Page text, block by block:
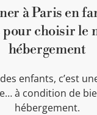
à Paris en
pour choisir le
hébergement
enfants, c’est
à condition de
hébergement.